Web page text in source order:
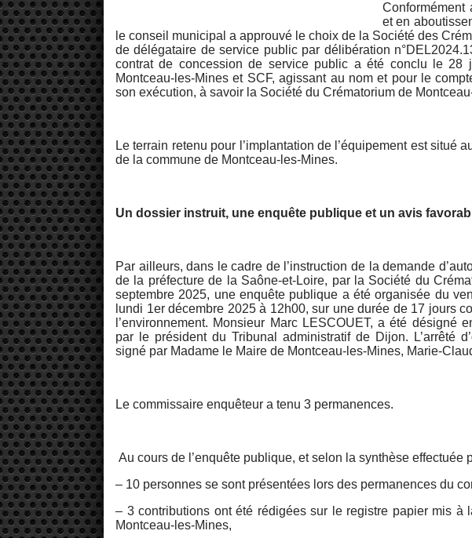
et en
le conseil municipal a approuvé le choix de la Société des
de délégataire de service public par délibération
contrat de concession de service public a été conclu le 28
Montceau-les-Mines et SCF, agissant au nom et pour le
son exécution, à savoir la Société du Crématorium de
Le terrain retenu pour l’implantation de l’équipement est situé
de la commune de Montceau-les-Mines.
Un dossier instruit, une enquête publique et un avis
Par ailleurs, dans le cadre de l’instruction de la demande
de la préfecture de la Saône-et-Loire, par la Société du
septembre 2025, une enquête publique a été organisée du
lundi 1er décembre 2025 à 12h00, sur une durée de 17 jours
l’environnement. Monsieur Marc LESCOUET, a été désigné
par le président du Tribunal administratif de Dijon. L’arrêté
signé par Madame le Maire de Montceau-les-Mines, Marie-
Le commissaire enquêteur a tenu 3 permanences.
Au cours de l’enquête publique, et selon la synthèse effectuée
– 10 personnes se sont présentées lors des permanences du
– 3 contributions ont été rédigées sur le registre papier mis à
Montceau-les-Mines,